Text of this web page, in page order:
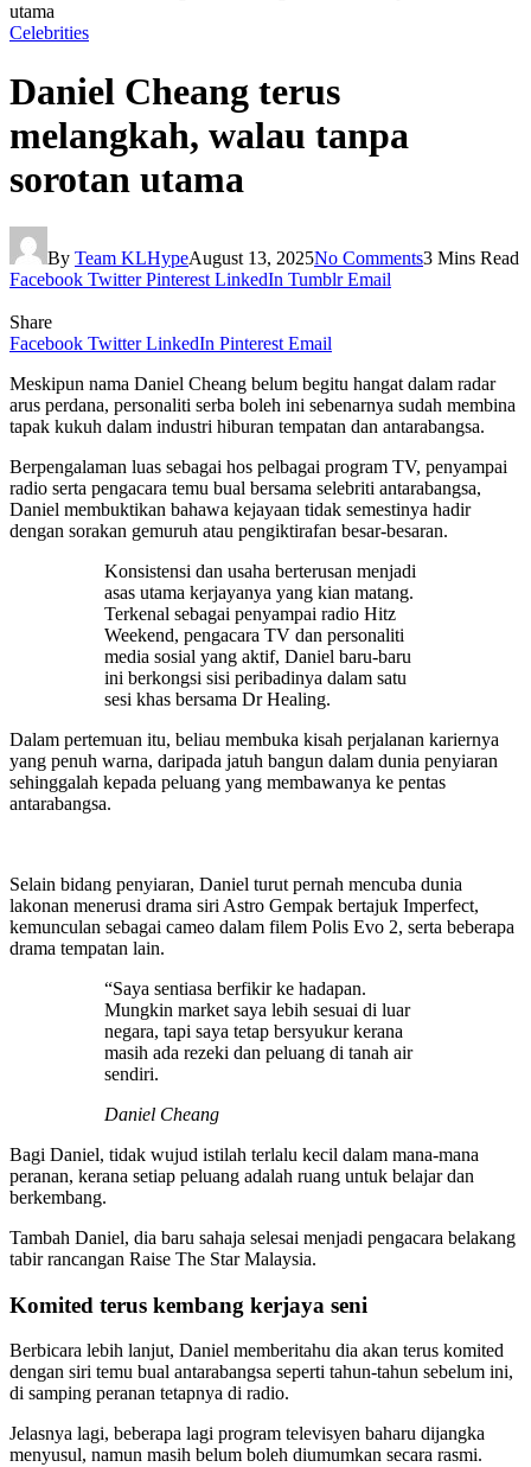
utama
Celebrities
Daniel Cheang terus
melangkah, walau tanpa
sorotan utama
By Team KLHypeAugust 13, 2025No Comments3 Mins Read
Facebook Twitter Pinterest LinkedIn Tumblr Email
Share
Facebook Twitter LinkedIn Pinterest Email
Meskipun nama Daniel Cheang belum begitu hangat dalam radar
arus perdana, personaliti serba boleh ini sebenarnya sudah membina
tapak kukuh dalam industri hiburan tempatan dan antarabangsa.
Berpengalaman luas sebagai hos pelbagai program TV, penyampai
radio serta pengacara temu bual bersama selebriti antarabangsa,
Daniel membuktikan bahawa kejayaan tidak semestinya hadir
dengan sorakan gemuruh atau pengiktirafan besar-besaran.
Konsistensi dan usaha berterusan menjadi
asas utama kerjayanya yang kian matang.
Terkenal sebagai penyampai radio Hitz
Weekend, pengacara TV dan personaliti
media sosial yang aktif, Daniel baru-baru
ini berkongsi sisi peribadinya dalam satu
sesi khas bersama Dr Healing.
Dalam pertemuan itu, beliau membuka kisah perjalanan kariernya
yang penuh warna, daripada jatuh bangun dalam dunia penyiaran
sehinggalah kepada peluang yang membawanya ke pentas
antarabangsa.
Selain bidang penyiaran, Daniel turut pernah mencuba dunia
lakonan menerusi drama siri Astro Gempak bertajuk Imperfect,
kemunculan sebagai cameo dalam filem Polis Evo 2, serta beberapa
drama tempatan lain.
“Saya sentiasa berfikir ke hadapan.
Mungkin market saya lebih sesuai di luar
negara, tapi saya tetap bersyukur kerana
masih ada rezeki dan peluang di tanah air
sendiri.
Daniel Cheang
Bagi Daniel, tidak wujud istilah terlalu kecil dalam mana-mana
peranan, kerana setiap peluang adalah ruang untuk belajar dan
berkembang.
Tambah Daniel, dia baru sahaja selesai menjadi pengacara belakang
tabir rancangan Raise The Star Malaysia.
Komited terus kembang kerjaya seni
Berbicara lebih lanjut, Daniel memberitahu dia akan terus komited
dengan siri temu bual antarabangsa seperti tahun-tahun sebelum ini,
di samping peranan tetapnya di radio.
Jelasnya lagi, beberapa lagi program televisyen baharu dijangka
menyusul, namun masih belum boleh diumumkan secara rasmi.